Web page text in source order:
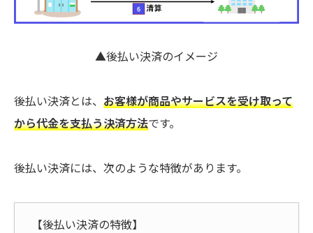
▲後払い決済のイメージ
後払い決済とは、 お客様が商品やサービスを受け取って
から代金を支払う決済方法です。
後払い決済には、次のような特徴があります。
【後払い決済の特徴】